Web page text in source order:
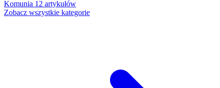
Komunia 12 artykułów
Zobacz wszystkie kategorie